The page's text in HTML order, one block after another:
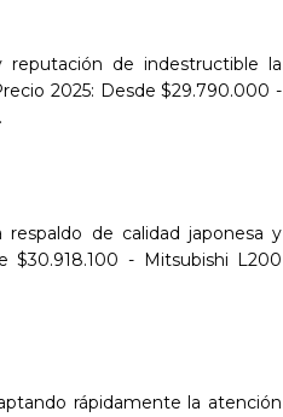
reputación de indestructible la
2025: Desde $29.790.000 -
.
de calidad japonesa y
$30.918.100 - Mitsubishi L200
rápidamente la atención